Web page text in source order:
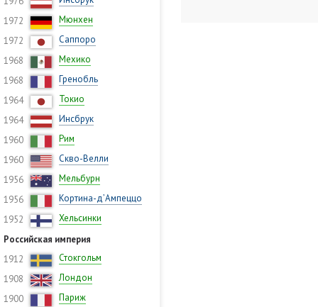
1972
Мюнхен
1972
Саппоро
1968
Мехико
1968
Гренобль
1964
Токио
1964
Инсбрук
1960
Рим
1960
Скво-Велли
1956
Мельбурн
1956
Кортина-д’Ампеццо
1952
Хельсинки
Российская империя
1912
Стокгольм
1908
Лондон
1900
Париж